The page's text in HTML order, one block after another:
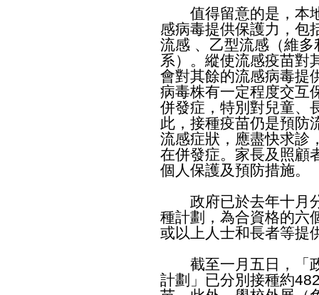
值得留意的是，本地
感病毒提供保護力，包
流感 、乙型流感（維
系）。縱使流感疫苗對
會對其餘的流感病毒提
病毒株有一定程度交互
併發症，特別對兒童、
此，接種疫苗仍是預防
流感症狀，應盡快求診
在併發症。家長及照顧
個人保護及預防措施。
政府已於去年十月分
種計劃，為合資格的六
或以上人士和長者等提
截至一月五日，「政
計劃」已分別接種約